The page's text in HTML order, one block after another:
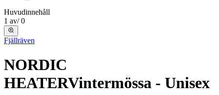
Huvudinnehåll
1 av/ 0
Fjällräven
NORDIC
HEATERVintermössa - Unisex